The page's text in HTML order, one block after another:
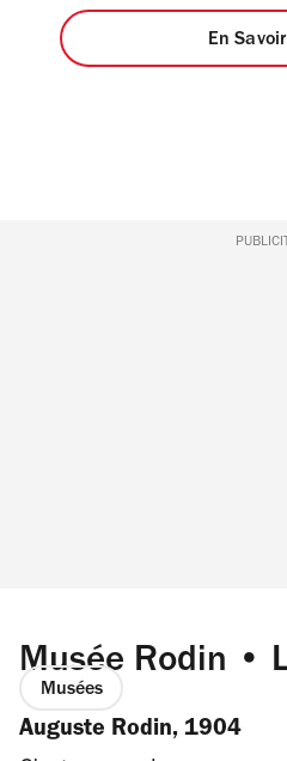
En
Musée Rodin •
Musées
Auguste Rodin, 1904